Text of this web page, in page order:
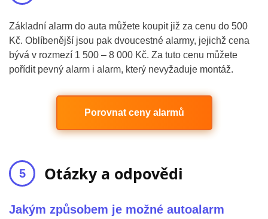
Základní alarm do auta můžete koupit již za cenu do 500
Kč. Oblíbenější jsou pak dvoucestné alarmy, jejichž cena
bývá v rozmezí 1 500 – 8 000 Kč. Za tuto cenu můžete
pořídit pevný alarm i alarm, který nevyžaduje montáž.
Porovnat ceny alarmů
Otázky a odpovědi
Jakým způsobem je možné autoalarm